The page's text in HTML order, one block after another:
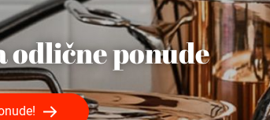
odlične ponude